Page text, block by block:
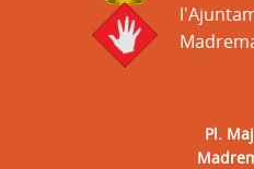
Pl.